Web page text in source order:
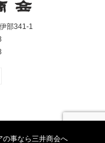
部341-1
の事なら三井商会へ